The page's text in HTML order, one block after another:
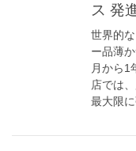
ス 発
世界的
ー品薄
月から1
店では
最大限